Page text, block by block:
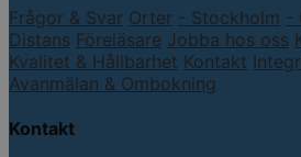
Frågor & Svar Orter - Stockholm -
Distans Föreläsare Jobba hos oss
Kvalitet & Hållbarhet Kontakt
Avanmälan & Ombokning
Kontakt